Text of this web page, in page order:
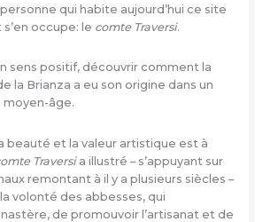
qui habite aujourd’hui ce site
occupe: le comte Traversi.
sens positif, découvrir comment la
la Brianza a eu son origine dans un
moyen-âge.
beauté et la valeur artistique est à
Traversia illustré – s’appuyant sur
remontant à il y a plusieurs siècles –
volonté des abbesses, qui
de promouvoir l’artisanat et de